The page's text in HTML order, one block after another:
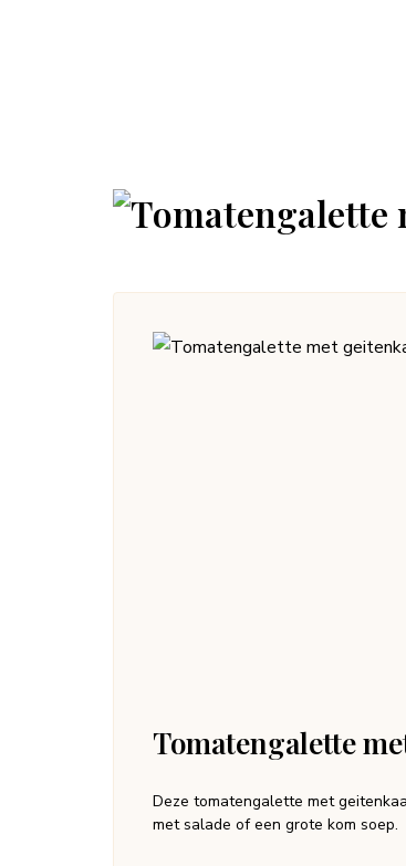
Tomatengalette
Deze tomatengalette met
met salade of een grote kom soep.